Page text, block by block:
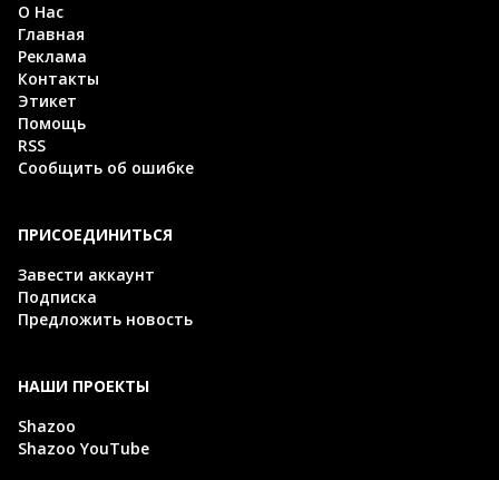
О Нас
Главная
Реклама
Контакты
Этикет
Помощь
RSS
Сообщить об ошибке
ПРИСОЕДИНИТЬСЯ
Завести аккаунт
Подписка
Предложить новость
НАШИ ПРОЕКТЫ
Shazoo
Shazoo YouTube